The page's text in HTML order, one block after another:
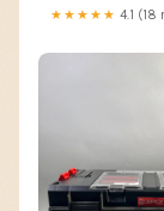
★★★★★ 4.1 (18